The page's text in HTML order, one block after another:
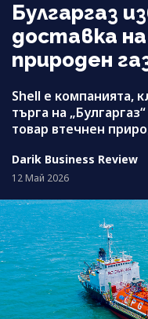
Булгаргаз
доставка
природен
Shell е компанията,
търга на
товар втечнен
Darik Business Review
12 Май 2026